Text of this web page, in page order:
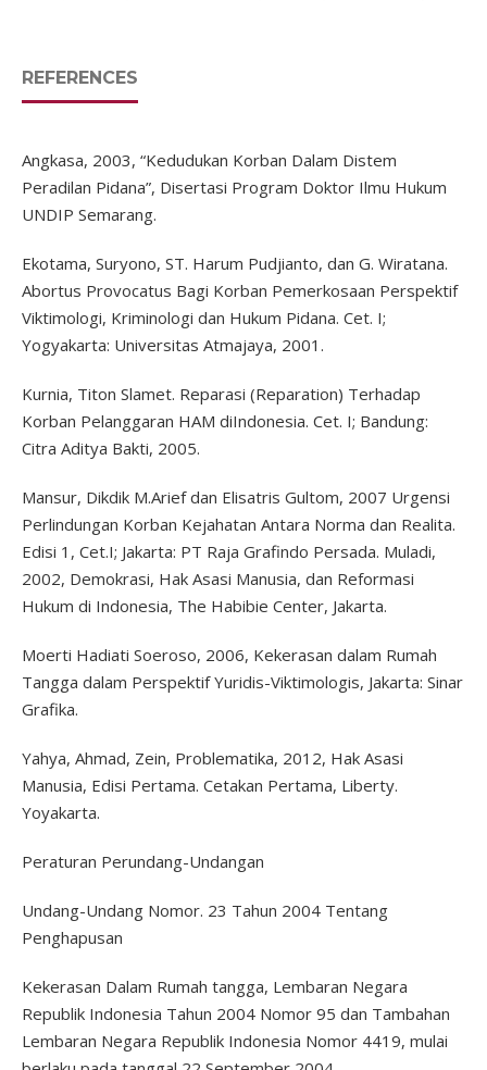
REFERENCES
Angkasa, 2003, “Kedudukan Korban Dalam Distem
Peradilan Pidana”, Disertasi Program Doktor Ilmu Hukum
UNDIP Semarang.
Ekotama, Suryono, ST. Harum Pudjianto, dan G. Wiratana.
Abortus Provocatus Bagi Korban Pemerkosaan Perspektif
Viktimologi, Kriminologi dan Hukum Pidana. Cet. I;
Yogyakarta: Universitas Atmajaya, 2001.
Kurnia, Titon Slamet. Reparasi (Reparation) Terhadap
Korban Pelanggaran HAM diIndonesia. Cet. I; Bandung:
Citra Aditya Bakti, 2005.
Mansur, Dikdik M.Arief dan Elisatris Gultom, 2007 Urgensi
Perlindungan Korban Kejahatan Antara Norma dan Realita.
Edisi 1, Cet.I; Jakarta: PT Raja Grafindo Persada. Muladi,
2002, Demokrasi, Hak Asasi Manusia, dan Reformasi
Hukum di Indonesia, The Habibie Center, Jakarta.
Moerti Hadiati Soeroso, 2006, Kekerasan dalam Rumah
Tangga dalam Perspektif Yuridis-Viktimologis, Jakarta: Sinar
Grafika.
Yahya, Ahmad, Zein, Problematika, 2012, Hak Asasi
Manusia, Edisi Pertama. Cetakan Pertama, Liberty.
Yoyakarta.
Peraturan Perundang-Undangan
Undang-Undang Nomor. 23 Tahun 2004 Tentang
Penghapusan
Kekerasan Dalam Rumah tangga, Lembaran Negara
Republik Indonesia Tahun 2004 Nomor 95 dan Tambahan
Lembaran Negara Republik Indonesia Nomor 4419, mulai